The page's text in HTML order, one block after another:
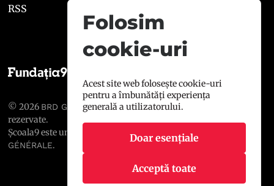
RSS
© 2026 BRD GROUPE SOCIÉTÉ GÉNÉRALE
rezervate.
Școala9 este un proiect susținut de
BRD GROUPE SOCIÉTÉ
GÉNÉRALE.
Folosim
cookie-uri
Acest site web folosește cookie-uri
pentru a îmbunătăți experiența
generală a utilizatorului.
Doar esențiale
Acceptă toate